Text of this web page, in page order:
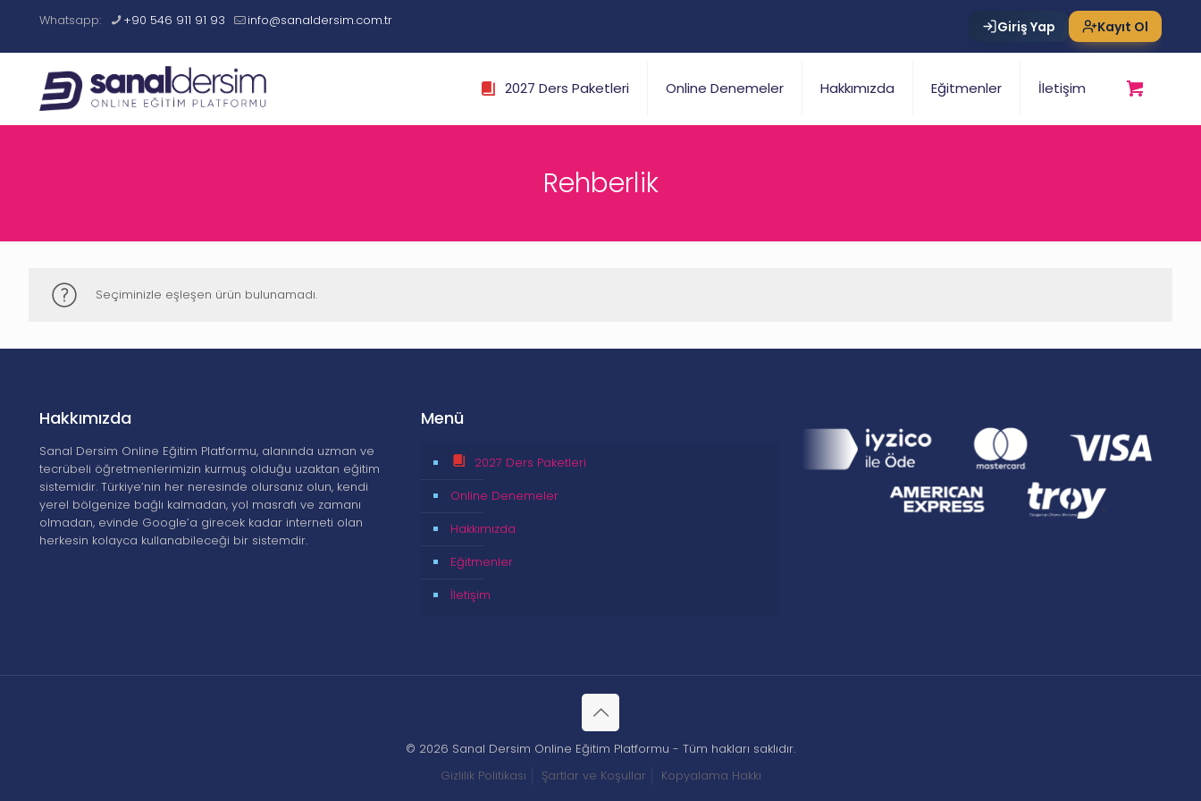
Whatsapp: +90 546 911 91 93 info@sanaldersim.com.tr Giriş Yap Kayıt Ol
2027 Ders Paketleri Online Denemeler Hakkımızda Eğitmenler İletişim
Rehberlik
Seçiminizle eşleşen ürün bulunamadı.
Hakkımızda
Sanal Dersim Online Eğitim Platformu, alanında uzman ve
tecrübeli öğretmenlerimizin kurmuş olduğu uzaktan eğitim
sistemidir. Türkiye’nin her neresinde olursanız olun, kendi
yerel bölgenize bağlı kalmadan, yol masrafı ve zamanı
olmadan, evinde Google’a girecek kadar interneti olan
herkesin kolayca kullanabileceği bir sistemdir.
Menü
2027 Ders Paketleri
Online Denemeler
Hakkımızda
Eğitmenler
İletişim
© 2026 Sanal Dersim Online Eğitim Platformu - Tüm hakları saklıdır.
Gizlilik Politikası
Şartlar ve Koşullar Kopyalama Hakkı